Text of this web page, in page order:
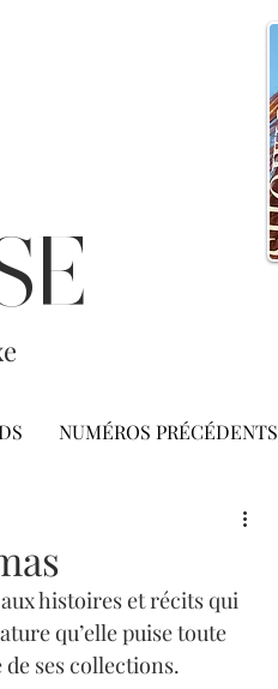
NUMÉROS PRÉCÉDENTS
histoires et récits qui
qu’elle puise toute
ses collections.